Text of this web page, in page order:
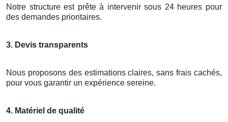
Notre structure est prête à intervenir sous 24 heures pour
des demandes prioritaires.
3. Devis transparents
Nous proposons des estimations claires, sans frais cachés,
pour vous garantir un expérience sereine.
4. Matériel de qualité